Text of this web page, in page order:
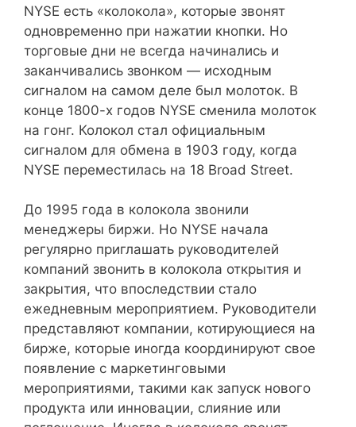
NYSE есть «колокола», которые звонят
одновременно при нажатии кнопки. Но
торговые дни не всегда начинались и
заканчивались звонком — исходным
сигналом на самом деле был молоток. В
конце 1800-х годов NYSE сменила молоток
на гонг. Колокол стал официальным
сигналом для обмена в 1903 году, когда
NYSE переместилась на 18 Broad Street.
До 1995 года в колокола звонили
менеджеры биржи. Но NYSE начала
регулярно приглашать руководителей
компаний звонить в колокола открытия и
закрытия, что впоследствии стало
ежедневным мероприятием. Руководители
представляют компании, котирующиеся на
бирже, которые иногда координируют свое
появление с маркетинговыми
мероприятиями, такими как запуск нового
продукта или инновации, слияние или